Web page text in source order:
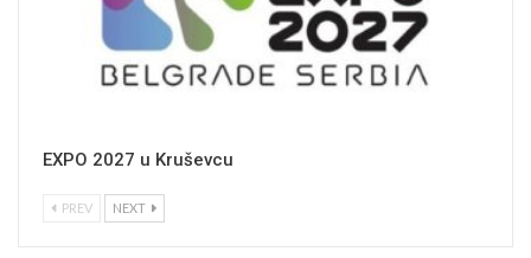
EXPO 2027 u Kruševcu
PREV NEXT